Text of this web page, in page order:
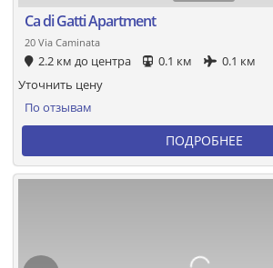
Ca di Gatti Apartment
20 Via Caminata
2.2 км до центра 0.1 км 0.1 км
По отзывам
Уточнить цену
ПОДРОБНЕЕ